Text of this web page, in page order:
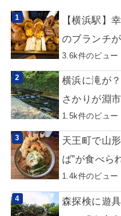
【横浜駅】
のブランチ
3.6k件のビュー
横浜に滝が
さかりが淵市
1.5k件のビュー
天王町で山
ば”が食べら
1.4k件のビュー
森探検に遊